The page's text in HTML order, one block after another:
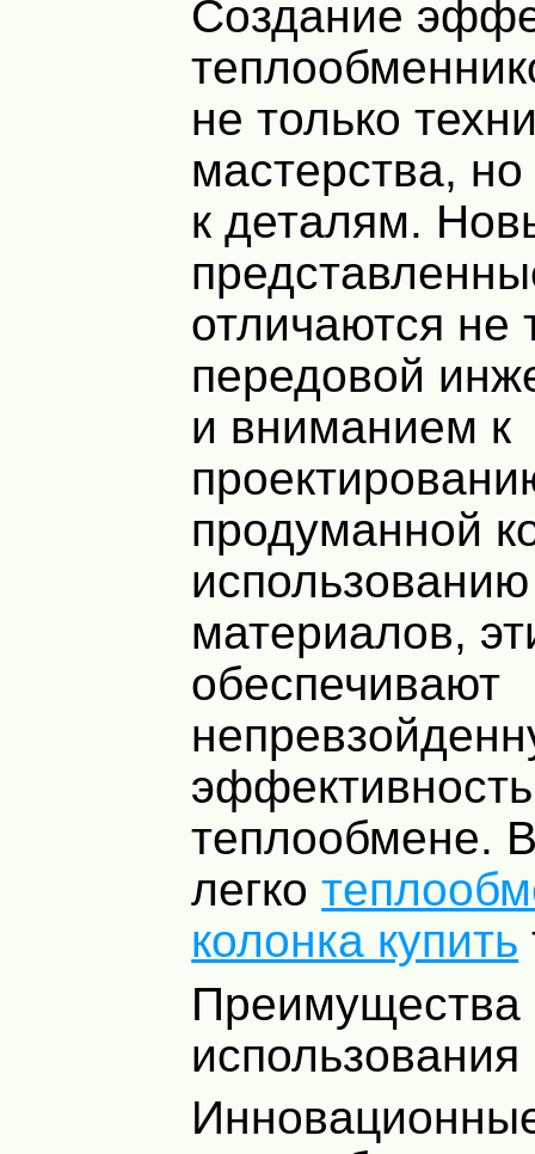
Создание
не только
мастерства,
к деталям.
отличаются не
передовой
и вниманием к
продуманной
материалов,
обеспечивают
теплообмене.
легко
колонка купить
Преимущества
использования